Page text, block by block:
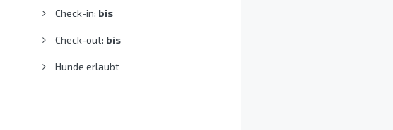
Check-in: bis
Check-out: bis
Hunde erlaubt